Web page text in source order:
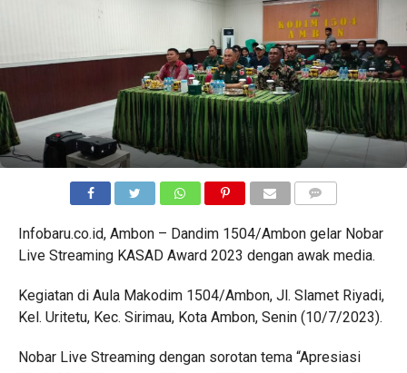
Infobaru.co.id, Ambon – Dandim 1504/Ambon gelar Nobar
Live Streaming KASAD Award 2023 dengan awak media.
Kegiatan di Aula Makodim 1504/Ambon, Jl. Slamet Riyadi,
Kel. Uritetu, Kec. Sirimau, Kota Ambon, Senin (10/7/2023).
Nobar Live Streaming dengan sorotan tema “Apresiasi